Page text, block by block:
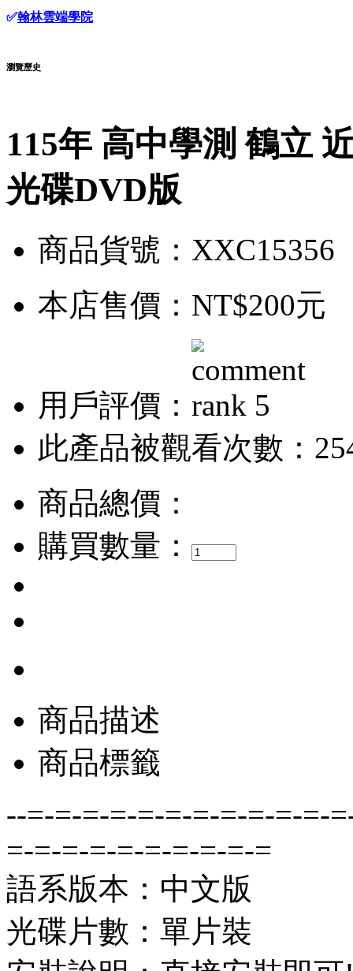
✅翰林雲端學院
瀏覽歷史
115年 高中學測 鶴立
光碟DVD版
商品貨號：XXC15356
本店售價： NT$200元
用戶評價：
此產品被觀看次數：
商品總價：
購買數量：
商品描述
商品標籤
--=-=-=-=-=-=-=-=-=-=-=-
=-=-=-=-=-=-=-=-=-=
語系版本：中文版
光碟片數：單片裝